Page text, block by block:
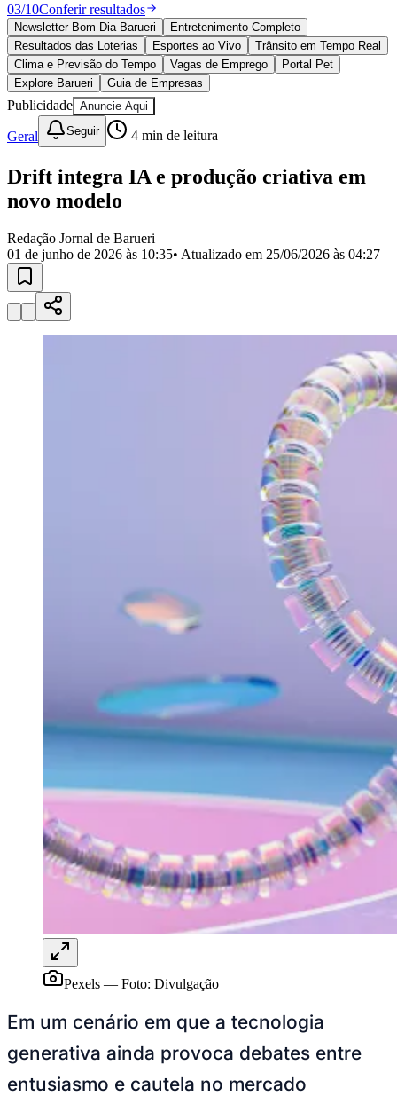
Esportes
Saúde
Segurança
Cultura
Meio Ambiente
Obras
Educação
Bairros de Barueri
Selecione sua regiãoPara notícias da sua região
JubranBelvalBethavilleBoa
VistaCalifórnia CarapicuíbaCentroChácaras MarcoCidades da
Região
Militar
Califórnia Jardim dos Altos
Esperança Jardim Graziela
Jardim SilveiraJardim
Parque dos
Parque VianaPirapora
Vila BarrosVila Boa Vista
Vila Nossa Sra. da
Segurança Regional
Santana de ParnaíbaOsasco JandiraItapevi
Pirapora
AraçariguamaCajamarCaieirasFranco da
RochaFrancisco MoratoTaboão da Serra
Para Sua Empresa
Guia de Empresas
Vagas na RegiãoNovo
Hub de Negócios
Guia Comercial
Selo Verificado
Portal Educacional
Agenda de Vestibulares
Panorama Econômico
Panorama Econômico
Para Sua Empresa
Anuncie no Portal
Novo
Anunciar VagasNovo
03/10Conferir resultados
Newsletter Bom Dia Barueri
Entretenimento Completo
Resultados das Loterias
Esportes ao Vivo
Trânsito em Tempo Real
Clima e Previsão do Tempo
Vagas de Emprego
Portal Pet
Explore Barueri
Guia de Empresas
Publicidade Anuncie Aqui
Geral Seguir 4 min de leitura
Drift integra IA e produção criativa em
novo modelo
Redação Jornal de Barueri
01 de junho de 2026 às 10:35• Atualizado em 25/06/2026 às 04:27
Pexels — Foto: Divulgação
Em um cenário em que a tecnologia
generativa ainda provoca debates entre
entusiasmo e cautela no mercado